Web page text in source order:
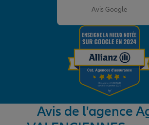
Transmission
Départ à la retraite
Préparer l’avenir
Assurance habitation
Le Pack Famille
Garantie des accidents de la vie
Allianz en France
Avis Google
Avis de l'agence